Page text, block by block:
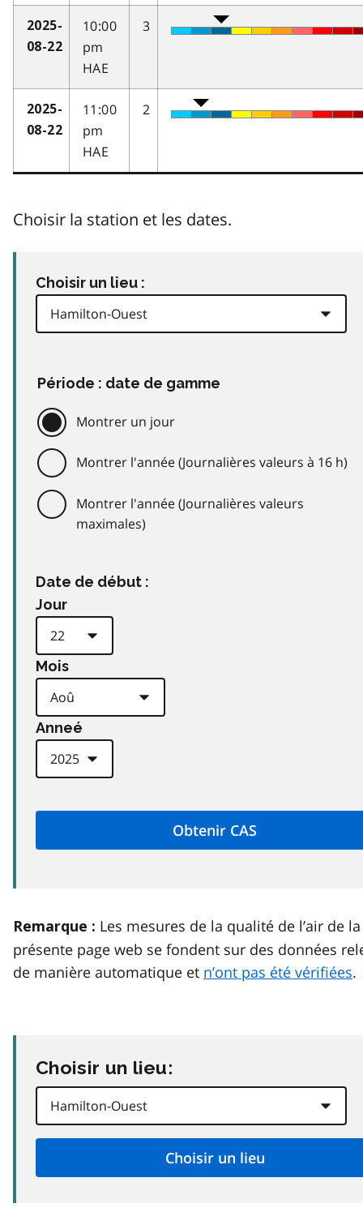
2025-
08-22
10:00
pm
HAE
3
2025-
08-22
11:00
pm
HAE
2
Choisir la station et les dates.
Choisir un lieu :
Période : date de gamme
Montrer un jour
Montrer l'année (Journalières valeurs à 16 h)
Montrer l'année (Journalières valeurs
maximales)
Date de début :
Jour
Mois
Anneé
Remarque : Les mesures de la qualité de l’air de la
présente page web se fondent sur des données
de manière automatique et n’ont pas été vérifiées.
Choisir un lieu: